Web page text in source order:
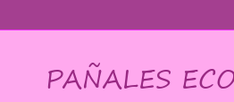
PAÑALES